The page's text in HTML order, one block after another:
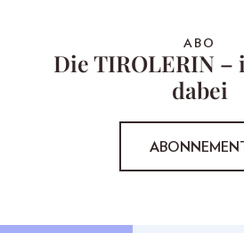
ABO
Die TIROLERIN
dabei